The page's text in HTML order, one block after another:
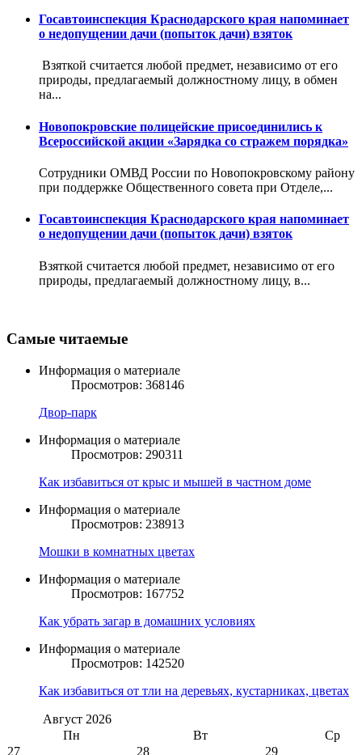
Госавтоинспекция Краснодарского края напоминает
о недопущении дачи (попыток дачи) взяток
Взяткой считается любой предмет, независимо от его
природы, предлагаемый должностному лицу, в обмен
на...
Новопокровские полицейские присоединились к
Всероссийской акции «Зарядка со стражем порядка»
Сотрудники ОМВД России по Новопокровскому району
при поддержке Общественного совета при Отделе,...
Госавтоинспекция Краснодарского края напоминает
о недопущении дачи (попыток дачи) взяток
Взяткой считается любой предмет, независимо от его
природы, предлагаемый должностному лицу, в...
Самые читаемые
Информация о материале
Просмотров: 368146
Двор-парк
Информация о материале
Просмотров: 290311
Как избавиться от крыс и мышей в частном доме
Информация о материале
Просмотров: 238913
Мошки в комнатных цветах
Информация о материале
Просмотров: 167752
Как убрать загар в домашних условиях
Информация о материале
Просмотров: 142520
Как избавиться от тли на деревьях, кустарниках, цветах
Август 2026
Пн
Вт
Ср
27
28 29